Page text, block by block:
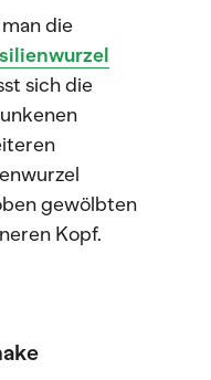
die
sich die
gewölbten
Kopf.